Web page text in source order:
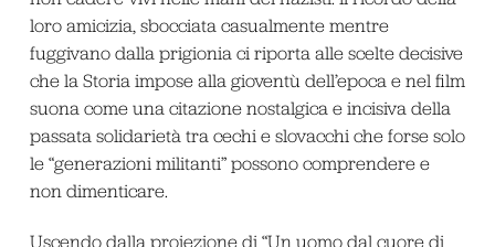
loro amicizia, sbocciata casualmente mentre
fuggivano dalla prigionia ci riporta alle scelte decisive
che la Storia impose alla gioventù dell’epoca e nel film
suona come una citazione nostalgica e incisiva della
passata solidarietà tra cechi e slovacchi che forse solo
le “generazioni militanti” possono comprendere e
non dimenticare.
Uscendo dalla proiezione di “Un uomo dal cuore di